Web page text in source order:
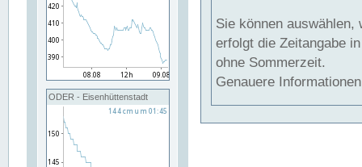
ODER - Eisenhüttenstadt
Sie können auswählen,
erfolgt die Zeitangabe
ohne Sommerzeit.
Genauere